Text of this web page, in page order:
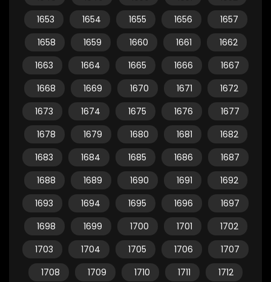
1653
1654 1655 1656
1657
1658
1659 1660 1661
1662
1663
1664 1665 1666
1667
1668
1669 1670 1671
1672
1673
1674 1675 1676
1677
1678
1679 1680 1681
1682
1683
1684 1685 1686
1687
1688
1689 1690 1691
1692
1693
1694 1695 1696
1697
1698
1699 1700 1701
1702
1703
1704 1705 1706
1707
1708
1709 1710 1711
1712